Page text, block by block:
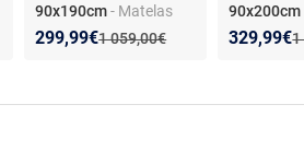
90x190cm- Matelas
Royal Spring Premier en
Ancien prix :
1 059,00€
Nouveau prix :
299,99€
Réduction de :
90x200cm
Royal
1
Nouveau
329,99€